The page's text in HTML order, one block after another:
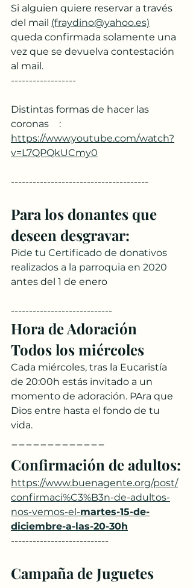
Si alguien quiere reservar a través
del mail (fraydino@yahoo.es)
queda confirmada solamente una
vez que se devuelva contestación
al mail.
------------------
Distintas formas de hacer las
coronas	:
https://www.youtube.com/watch?
v=L7QPQkUCmy0
--------------------------------------
Para los donantes que
deseen desgravar:
Pide tu Certificado de donativos
realizados a la parroquia en 2020
antes del 1 de enero
----------------------------
Hora de Adoración
Todos los miércoles
Cada miércoles, tras la Eucaristía
de 20:00h estás invitado a un
momento de adoración. PAra que
Dios entre hasta el fondo de tu
vida.
-------------
Confirmación de adultos:
https://www.buenagente.org/post/
confirmaci%C3%B3n-de-adultos-
nos-vemos-el-martes-15-de-
diciembre-a-las-20-30h
---------------------------
Campaña de Juguetes